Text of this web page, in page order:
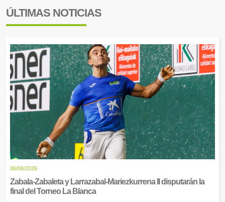
ÚLTIMAS NOTICIAS
06/08/2026
Zabala-Zabaleta y Larrazabal-Mariezkurrena II disputarán la
final del Torneo La Blanca